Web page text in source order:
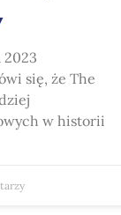
2023
się, że The
w historii